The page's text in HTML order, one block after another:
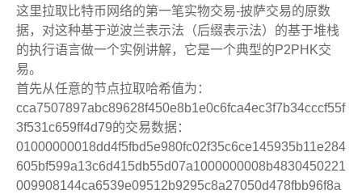
这里拉取比特币网络的第一笔实物交易-披萨交易的原数
据，对这种基于逆波兰表示法（后缀表示法）的基于堆栈
的执行语言做一个实例讲解，它是一个典型的P2PHK交
易。
首先从任意的节点拉取哈希值为：
cca7507897abc89628f450e8b1e0c6fca4ec3f7b34cccf55f
3f531c659ff4d79的交易数据：
01000000018dd4f5fbd5e980fc02f35c6ce145935b11e284
605bf599a13c6d415db55d07a1000000008b4830450221
009908144ca6539e09512b9295c8a27050d478fbb96f8a